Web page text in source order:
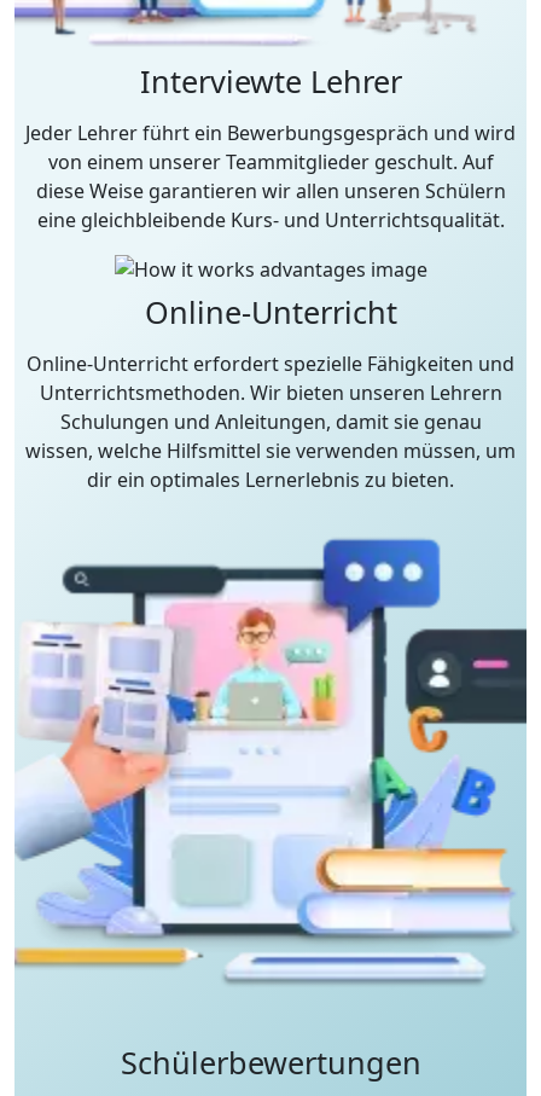
Interviewte Lehrer
Jeder Lehrer führt ein Bewerbungsgespräch und wird
von einem unserer Teammitglieder geschult. Auf
diese Weise garantieren wir allen unseren Schülern
eine gleichbleibende Kurs- und Unterrichtsqualität.
Online-Unterricht
Online-Unterricht erfordert spezielle Fähigkeiten und
Unterrichtsmethoden. Wir bieten unseren Lehrern
Schulungen und Anleitungen, damit sie genau
wissen, welche Hilfsmittel sie verwenden müssen, um
dir ein optimales Lernerlebnis zu bieten.
Schülerbewertungen